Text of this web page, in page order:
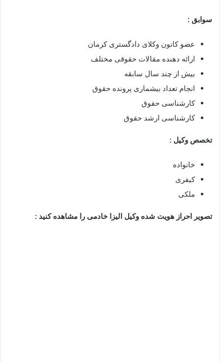
سوابق :
عضو کانون وکلای دادگستری کرمان
ارائه دهنده مقالات حقوقی مختلف
بیش از چند سال سابقه
انجام تعداد بیشماری پرونده حقوق
کارشناسی حقوق
کارشناسی ارشد حقوق
تخصص وکیل :
خانواده
کیفری
ملکی
تصویر احراز هویت شده وکیل الیزا خادمی را مشاهده کنید :